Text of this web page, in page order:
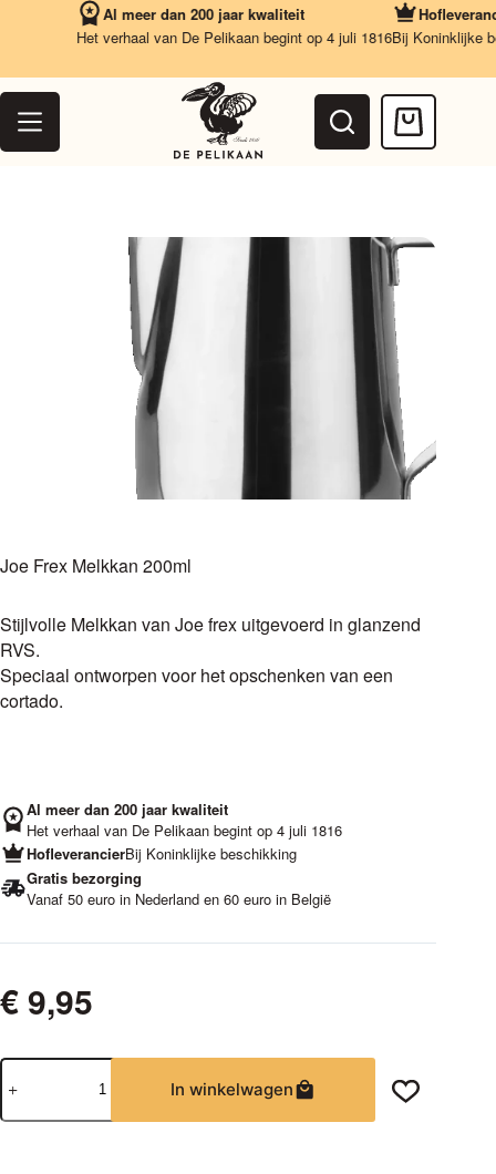
inhoud
Al meer dan 200 jaar kwaliteit
Het verhaal van De Pelikaan begint op 4 juli 1816Bij Koninklijke
Joe Frex Melkkan 200ml
Stijlvolle Melkkan van Joe frex uitgevoerd in glanzend
RVS.
Speciaal ontworpen voor het opschenken van een
cortado.
Al meer dan 200 jaar kwaliteit
Het verhaal van De Pelikaan begint op 4 juli 1816
HofleverancierBij Koninklijke beschikking
Gratis bezorging
Vanaf 50 euro in Nederland en 60 euro in België
€9,95
Joe
Frex
Melkkan
In winkelwagen